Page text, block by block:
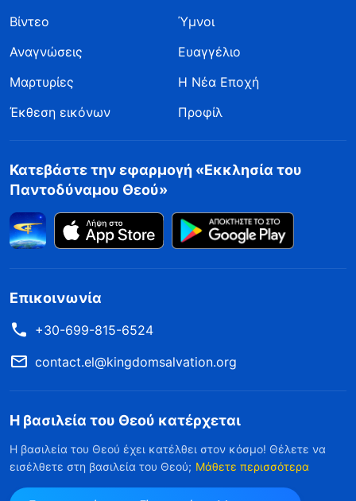
Βίντεο
Ύμνοι
Αναγνώσεις
Ευαγγέλιο
Μαρτυρίες
Η Νέα Εποχή
Έκθεση εικόνων
Προφίλ
Κατεβάστε την εφαρμογή «Εκκλησία του
Παντοδύναμου Θεού»
Επικοινωνία
+30-699-815-6524
contact.el@kingdomsalvation.org
Η βασιλεία του Θεού κατέρχεται
Η βασιλεία του Θεού έχει κατέλθει στον κόσμο! Θέλετε να
εισέλθετε στη βασιλεία του Θεού; Μάθετε περισσότερα